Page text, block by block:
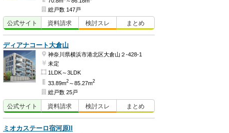
総戸数 147戸
公式サイト 資料請求 検討スレ まとめ
ディアナコート大倉山
神奈川県横浜市港北区大倉山２-428-1
未定
1LDK～3LDK
33.89m2 ～85.27m2
総戸数 25戸
公式サイト 資料請求 検討スレ まとめ
ミオカステーロ宿河原II